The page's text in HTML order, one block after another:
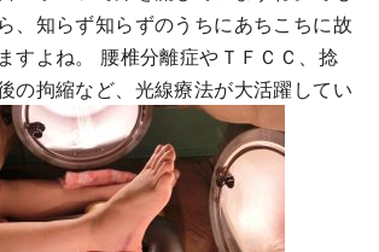
、知らず知らずのうちにあちこちに故
すよね。 腰椎分離症やＴＦＣＣ、捻
の拘縮など、光線療法が大活躍してい